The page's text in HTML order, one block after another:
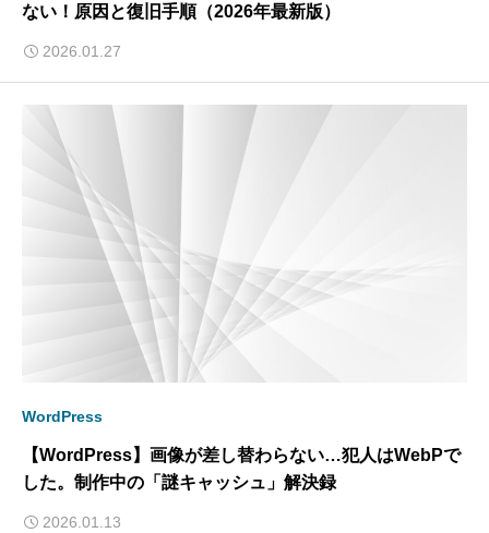
ない！原因と復旧手順（2026年最新版）
2026.01.27
WordPress
【WordPress】画像が差し替わらない…犯人はWebPで
した。制作中の「謎キャッシュ」解決録
2026.01.13